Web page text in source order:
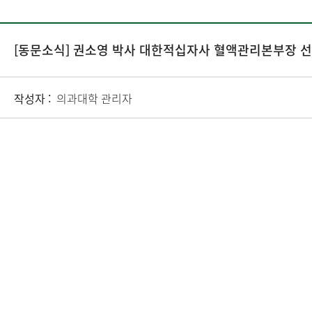
[동문소식] 권소영 박사 대한적십자사 혈액관리본부장
작성자 : 의과대학 관리자